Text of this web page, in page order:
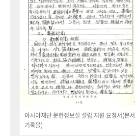
아시아재단 문헌정보실 설립 지원 요청서(문서
기록물)